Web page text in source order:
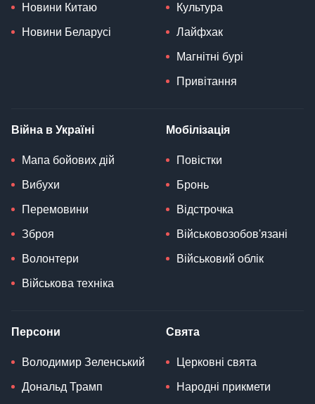
Новини Китаю
Новини Беларусі
Культура
Лайфхак
Магнітні бурі
Привітання
Війна в Україні
Мапа бойових дій
Вибухи
Перемовини
Зброя
Волонтери
Військова техніка
Мобілізація
Повістки
Бронь
Відстрочка
Військовозобов'язані
Військовий облік
Персони
Володимир Зеленський
Дональд Трамп
Свята
Церковні свята
Народні прикмети